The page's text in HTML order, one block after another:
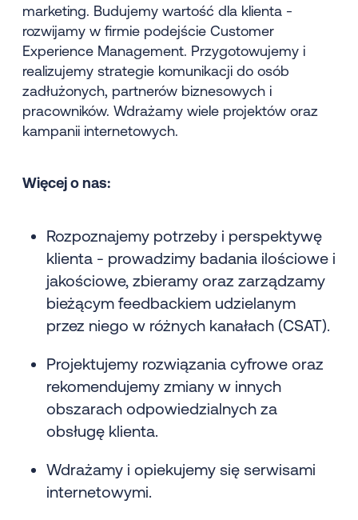
marketing. Budujemy wartość dla klienta -
rozwijamy w firmie podejście Customer
Experience Management. Przygotowujemy i
realizujemy strategie komunikacji do osób
zadłużonych, partnerów biznesowych i
pracowników. Wdrażamy wiele projektów oraz
kampanii internetowych.
Więcej o nas:
Rozpoznajemy potrzeby i perspektywę
klienta - prowadzimy badania ilościowe i
jakościowe, zbieramy oraz zarządzamy
bieżącym feedbackiem udzielanym
przez niego w różnych kanałach (CSAT).
Projektujemy rozwiązania cyfrowe oraz
rekomendujemy zmiany w innych
obszarach odpowiedzialnych za
obsługę klienta.
Wdrażamy i opiekujemy się serwisami
internetowymi.